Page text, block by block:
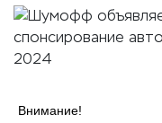
Внимание!